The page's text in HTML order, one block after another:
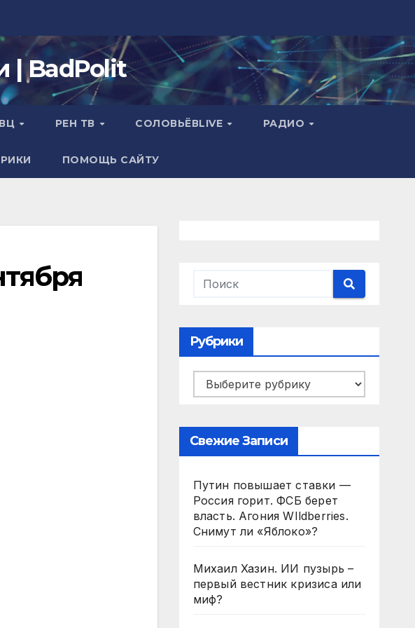
| BadPolit
РЕН ТВ СОЛОВЬЁВLIVE РАДИО
ПОМОЩЬ САЙТУ
Рубрики
Рубрики
Свежие Записи
Путин повышает ставки —
Россия горит. ФСБ берет
власть. Агония WIldberries.
Снимут ли «Яблоко»?
Михаил Хазин. ИИ пузырь –
первый вестник кризиса или
миф?